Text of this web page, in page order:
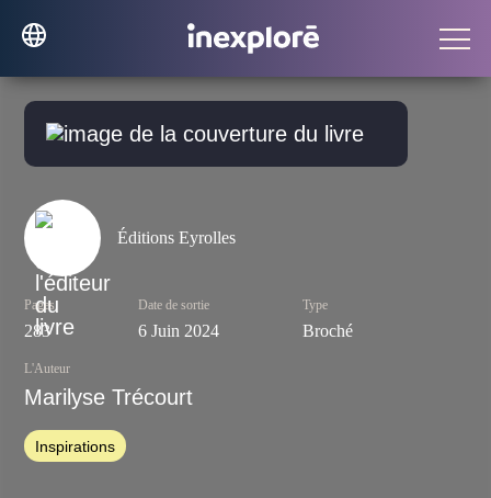
Éditions Eyrolles
Pages
283
Date de sortie
6 Juin 2024
Type
Broché
L'Auteur
Marilyse Trécourt
Inspirations